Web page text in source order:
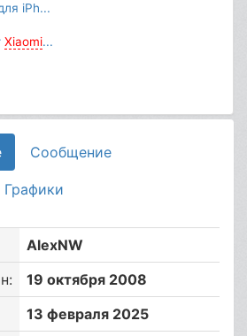
iPh...
Xiaomi...
Сообщение
Графики
AlexNW
19 октября 2008
13 февраля 2025